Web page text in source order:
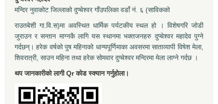
मन्दिर नुवाकोट जिल्लाको दुप्चेश्वर गाँउपलिका वडाँ नं. ६ (साविकको
राउतबेशी गा.वि.स)मा अवस्थित धार्मिक पर्यटकीय स्थल हो । विशेषगरि जोडी
जुराउन र सन्तान माग्नकै लागि यस स्थानमा भक्तजनहरु दुप्चेश्वर महादेव पुग्ने
गर्दछन्। हरेक वर्षको पुष महिनाको धान्यपूर्णिमाका अवसरमा साताव्यापी विषेश मेला,
शिवरात्री, साउन महिना तथा हरेक सोमवार दुप्चेश्वर मन्दिरमा मेला लाग्ने गर्दछ ।
थप जानकारीको लागी Qr कोड स्क्यान गर्नुहोला।